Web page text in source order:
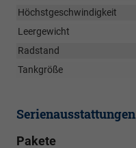
Höchstgeschwindigkeit
Leergewicht
Radstand
Tankgröße
Serienausstattungen
Pakete